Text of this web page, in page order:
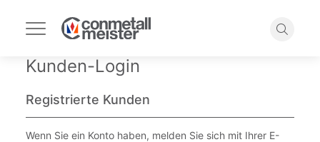
Navigation
umschalten
Suche
Kunden-Login
Registrierte Kunden
Wenn Sie ein Konto haben, melden Sie sich mit Ihrer E-